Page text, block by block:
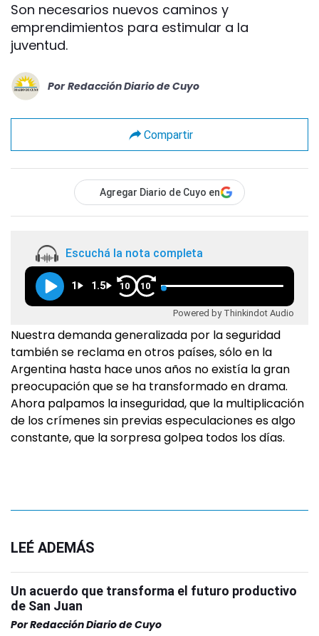
Son necesarios nuevos caminos y
emprendimientos para estimular a la
juventud.
Por Redacción Diario de Cuyo
Compartir
Agregar Diario de Cuyo en
Escuchá la nota completa
1 1.5 10 10
Powered by Thinkindot Audio
Nuestra demanda generalizada por la seguridad
también se reclama en otros países, sólo en la
Argentina hasta hace unos años no existía la gran
preocupación que se ha transformado en drama.
Ahora palpamos la inseguridad, que la multiplicación
de los crímenes sin previas especulaciones es algo
constante, que la sorpresa golpea todos los días.
LEÉ ADEMÁS
Un acuerdo que transforma el futuro productivo
de San Juan
PorRedacción Diario de Cuyo